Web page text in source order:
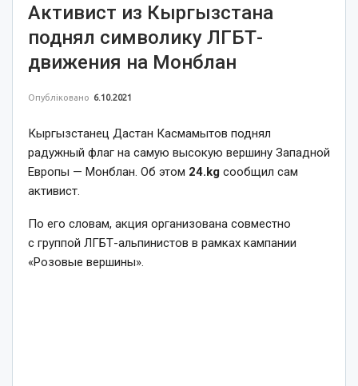
Активист из Кыргызстана
поднял символику ЛГБТ-
движения на Монблан
Опубліковано 6.10.2021
Кыргызстанец Дастан Касмамытов поднял
радужный флаг на самую высокую вершину Западной
Европы — Монблан. Об этом 24.kg сообщил сам
активист.
По его словам, акция организована совместно
с группой ЛГБТ-альпинистов в рамках кампании
«Розовые вершины».